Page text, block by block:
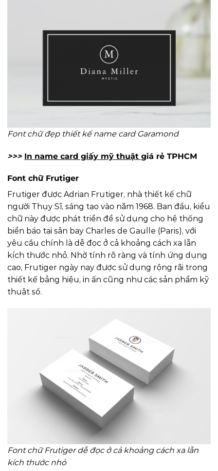
Font chữ đẹp thiết kế name card Garamond
>>> In name card giấy mỹ thuật giá rẻ TPHCM
Font chữ Frutiger
Frutiger được Adrian Frutiger, nhà thiết kế chữ
người Thụy Sĩ, sáng tạo vào năm 1968. Ban đầu, kiểu
chữ này được phát triển để sử dụng cho hệ thống
biển báo tại sân bay Charles de Gaulle (Paris), với
yêu cầu chính là dễ đọc ở cả khoảng cách xa lẫn
kích thước nhỏ. Nhờ tính rõ ràng và tính ứng dụng
cao, Frutiger ngày nay được sử dụng rộng rãi trong
thiết kế bảng hiệu, in ấn cũng như các sản phẩm kỹ
thuật số.
Font chữ Frutiger dễ đọc ở cả khoảng cách xa lẫn
kích thước nhỏ